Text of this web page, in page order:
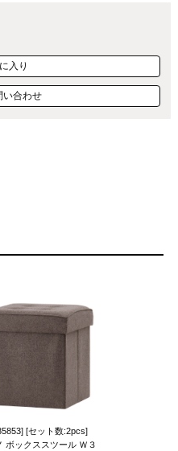
入り
い合わせ
[セット数:2pcs]
ボックススツール Ｗ３